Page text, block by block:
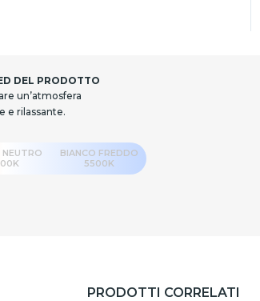
DEL PRODOTTO
un’atmosfera
e rilassante.
NEUTRO
BIANCO FREDDO
5500K
PRODOTTI CORRELATI